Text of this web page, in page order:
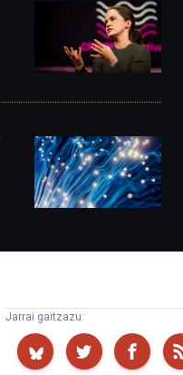
Jarrai gaitzazu: